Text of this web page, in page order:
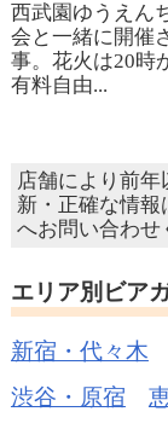
西武園ゆうえん
会と一緒に開催
事。花火は20時
有料自由...
店舗により前
新・正確な情
へお問い合わせ
エリア別ビア
新宿・代々木
渋谷・原宿